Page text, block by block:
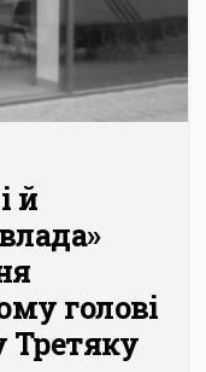
й
голові
Третяку